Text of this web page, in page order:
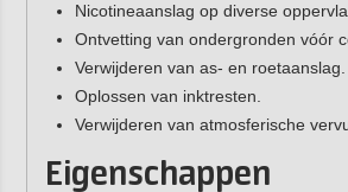
Nicotineaanslag op diverse
Ontvetting van ondergronden vóór
Verwijderen van as- en roetaanslag.
Oplossen van inktresten.
Verwijderen van atmosferische
Eigenschappen